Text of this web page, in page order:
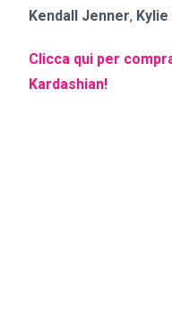
Kendall Jenner, Kylie
Clicca qui per
Kardashian!